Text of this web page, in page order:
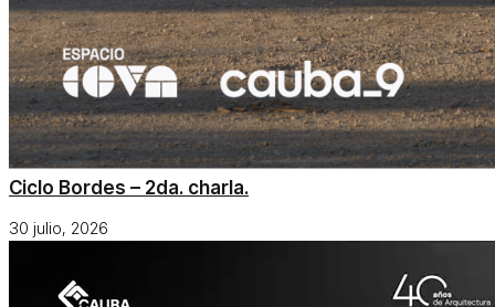
Ciclo Bordes – 2da. charla.
30 julio, 2026